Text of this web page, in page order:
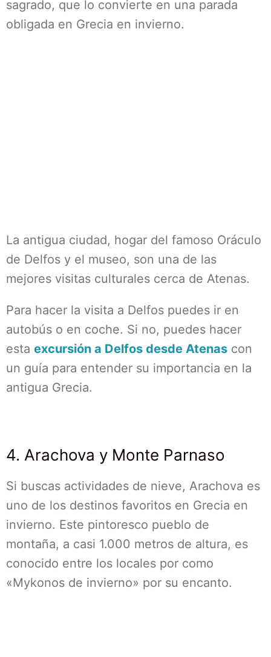
sagrado, que lo convierte en una parada
obligada en Grecia en invierno.
La antigua ciudad, hogar del famoso Oráculo
de Delfos y el museo, son una de las
mejores visitas culturales cerca de Atenas.
Para hacer la visita a Delfos puedes ir en
autobús o en coche. Si no, puedes hacer
esta excursión a Delfos desde Atenas con
un guía para entender su importancia en la
antigua Grecia.
4. Arachova y Monte Parnaso
Si buscas actividades de nieve, Arachova es
uno de los destinos favoritos en Grecia en
invierno. Este pintoresco pueblo de
montaña, a casi 1.000 metros de altura, es
conocido entre los locales por como
«Mykonos de invierno» por su encanto.